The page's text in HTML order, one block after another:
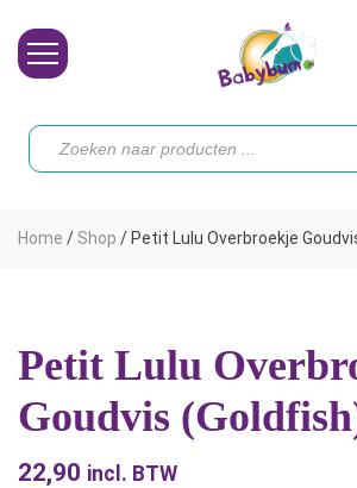
Toebehoren
Onze merken
Hoe begin ik?
Producten
zoeken
Home / Shop / Petit Lulu Overbroekje
Petit Lulu
Goudvis
22,90 incl. BTW